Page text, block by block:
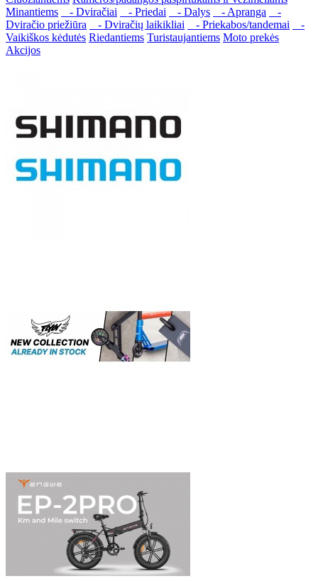
Minantiems
- Dviračiai - Priedai - Dalys - Apranga
-
Dviračio priežiūra
- Dviračių laikikliai - Priekabos/tandemai
-
Vaikiškos kėdutės Riedantiems Turistaujantiems Moto prekės
Akcijos